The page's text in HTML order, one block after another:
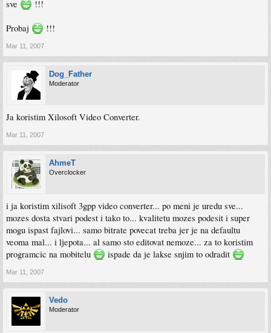
sve
!!!
Probaj !!!
Mar 11, 2007
Dog_Father
Moderator
Ja koristim Xilosoft Video Converter.
Mar 11, 2007
AhmeT
Overclocker
i ja koristim xilisoft 3gpp video converter... po meni je uredu sve...
mozes dosta stvari podest i tako to... kvalitetu mozes podesit i super
mogu ispast fajlovi... samo bitrate povecat treba jer je na defaultu
veoma mal... i ljepota... al samo sto editovat nemoze... za to koristim
programcic na mobitelu
ispade da je lakse snjim to odradit
Mar 11, 2007
Vedo
Moderator